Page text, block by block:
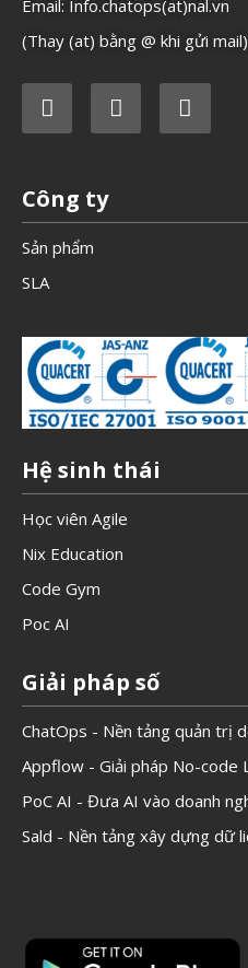
Email: Info.chatops(at)nal.vn
(Thay (at) bằng @ khi gửi mail)
Công ty
Sản phẩm
SLA
Hệ sinh thái
Học viên Agile
Nix Education
Code Gym
Poc AI
Giải pháp số
ChatOps - Nền tảng quản trị
Appflow - Giải pháp No-code
PoC AI - Đưa AI vào doanh
Sald - Nền tảng xây dựng dữ